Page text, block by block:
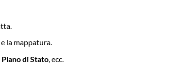
la mappatura.
Piano di Stato, ecc.